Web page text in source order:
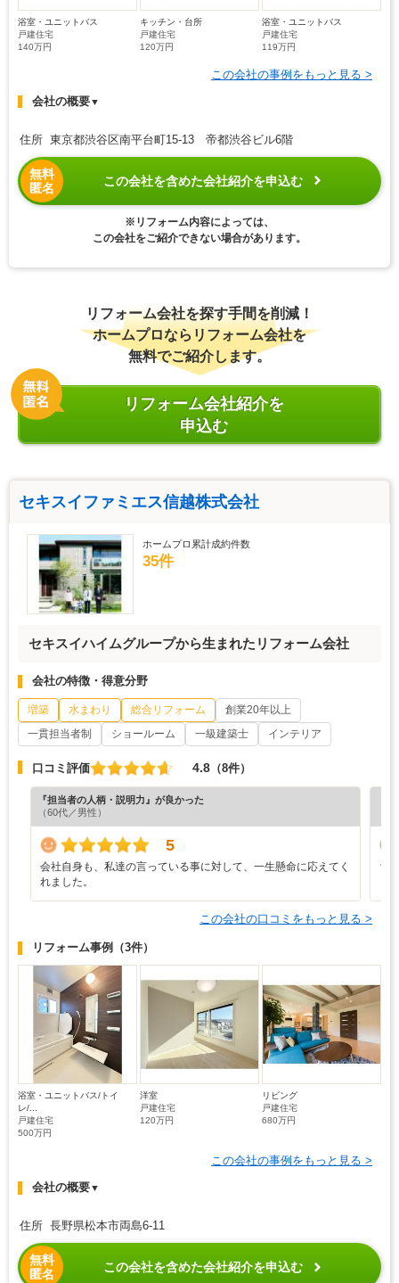
浴室・ユニットバス
戸建住宅
140万円
キッチン・台所
戸建住宅
120万円
浴室・ユニットバス
戸建住宅
119万円
この会社の事例をもっと見る >
会社の概要▼
住所 東京都渋谷区南平台町15-13 帝都渋谷ビル6階
無料
匿名
この会社を含めた会社紹介を申込む
※リフォーム内容によっては、
この会社をご紹介できない場合があります。
リフォーム会社を探す手間を削減！
ホームプロならリフォーム会社を
無料でご紹介します。
リフォーム会社紹介を
申込む
セキスイファミエス信越株式会社
ホームプロ累計成約件数
35件
セキスイハイムグループから生まれたリフォーム会社
会社の特徴・得意分野
増築 水まわり 総合リフォーム
創業20年以上
一貫担当者制
ショールーム 一級建築士 インテリア
口コミ評価 4.8 （8件）
『担当者の人柄・説明力』が良かった
（60代／男性）
5
会社自身も、私達の言っている事に対して、一生懸命に応えてく
れました。
ち
この会社の口コミをもっと見る >
リフォーム事例 （3件）
浴室・ユニットバス/トイ
レ/...
戸建住宅
500万円
洋室
戸建住宅
120万円
リビング
戸建住宅
680万円
この会社の事例をもっと見る >
会社の概要▼
住所 長野県松本市両島6-11
無料
匿名
この会社を含めた会社紹介を申込む